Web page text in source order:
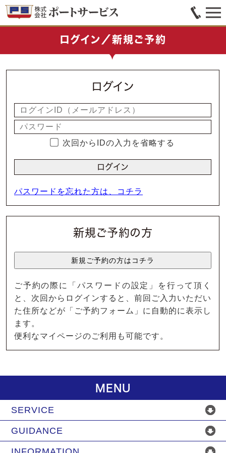
ログイン／新規ご予約
ログイン
次回からIDの入力を省略する
パスワードを忘れた方は、コチラ
新規ご予約の方
ご予約の際に「パスワードの設定」を行って頂く
と、次回からログインすると、前回ご入力いただい
た住所などが「ご予約フォーム」に自動的に表示し
ます。
便利なマイページのご利用も可能です。
MENU
SERVICE
GUIDANCE